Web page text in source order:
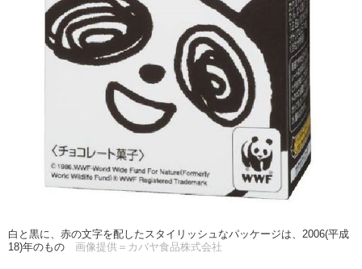
白と黒に、赤の文字を配したスタイリッシュなパッケージは、2006(平成
18)年のもの
画像提供＝カバヤ食品株式会社